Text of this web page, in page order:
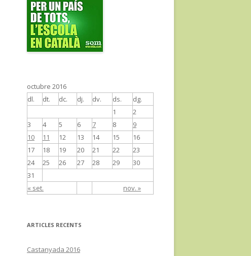
octubre 2016
dl.
dt. dc. dj. dv. ds. dg.
« set. nov. »
1
2
3
4 5 6 7 8
9
10
11 12 13 14 15
16
17
18 19 20 21 22
23
24
25 26 27 28 29
30
31
ARTICLES RECENTS
Castanyada 2016